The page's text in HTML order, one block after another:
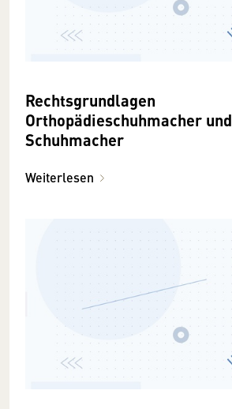
Rechtsgrundlagen
Orthopädieschuhmacher und
Schuhmacher
Weiterlesen